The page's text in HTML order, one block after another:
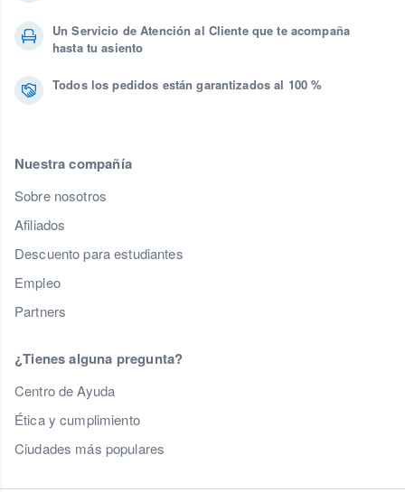
Un Servicio de Atención al Cliente que te acompaña
hasta tu asiento
Todos los pedidos están garantizados al 100 %
Nuestra compañía
Sobre nosotros
Afiliados
Descuento para estudiantes
Empleo
Partners
¿Tienes alguna pregunta?
Centro de Ayuda
Ética y cumplimiento
Ciudades más populares